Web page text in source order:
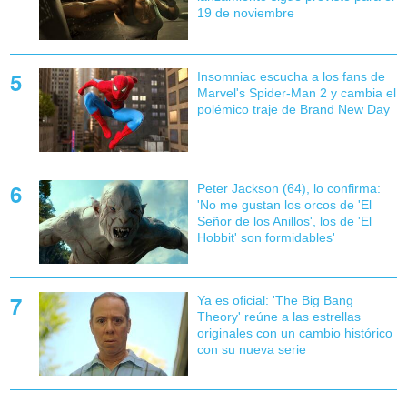
19 de noviembre
Insomniac escucha a los fans de
Marvel's Spider-Man 2 y cambia el
polémico traje de Brand New Day
Peter Jackson (64), lo confirma:
'No me gustan los orcos de 'El
Señor de los Anillos', los de 'El
Hobbit' son formidables'
Ya es oficial: 'The Big Bang
Theory' reúne a las estrellas
originales con un cambio histórico
con su nueva serie